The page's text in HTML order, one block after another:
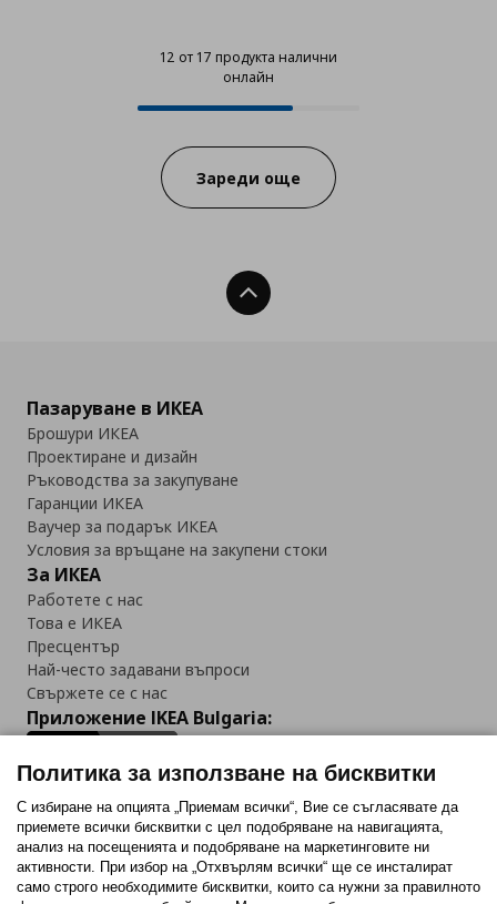
12 от 17 продукта налични
онлайн
Progress:
Зареди още
Нагоре
Пазаруване в ИКЕА
Брошури ИКЕА
Проектиране и дизайн
Ръководства за закупуване
Гаранции ИКЕА
Ваучер за подарък ИКЕА
Условия за връщане на закупени стоки
За ИКЕА
Работете с нас
Това е ИКЕА
Пресцентър
Най-често задавани въпроси
Свържете се с нас
Приложение IKEA Bulgaria:
Последвайте ни:
FacebookTwitterYoutubePinterestInstagram
Политика за използване на бисквитки
С избиране на опцията „Приемам всички“, Вие се съгласявате да
приемете всички бисквитки с цел подобряване на навигацията,
анализ на посещенията и подобряване на маркетинговите ни
активности. При избор на „Отхвърлям всички“ ще се инсталират
само строго необходимитe бисквитки, които са нужни за правилното